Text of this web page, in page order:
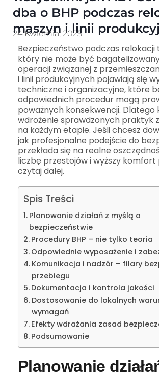
dba o BHP podczas
maszyn i linii
24 Kwietnia, 2025
Bezpieczeństwo podczas
który nie może być
operacji związanej z
i linii produkcyjnych pojawiają się
techniczne i organizacyjne, które
odpowiednich procedur mogą
poważnych konsekwencji. Dlatego
wdrożenie sprawdzonych praktyk z
na każdym etapie. Jeśli chcesz
jak profesjonalne podejście do
przekłada się na realne
liczbę przestojów i wyższy komfort
czytaj dalej.
Spis Treści
Planowanie działań z myślą o
bezpieczeństwie
Procedury BHP – nie tylko teoria
Odpowiednie wyposażenie i
Komunikacja i nadzór – filary
przebiegu
Dokumentacja i kontrola jakości
Dostosowanie do lokalnych
wymagań
Efekty wdrażania zasad
Podsumowanie
Planowanie